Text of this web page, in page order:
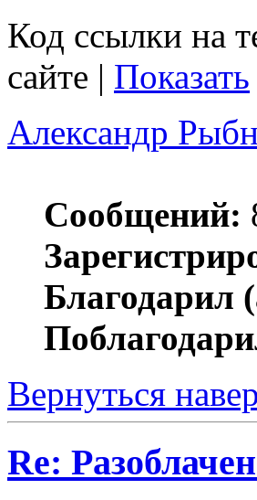
Код ссылки на
сайте | Показать
Александр
Сообщений:
Благодарил
Вернуться
Re: